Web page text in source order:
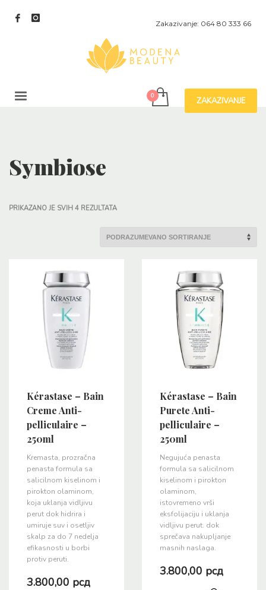
Zakazivanje: 064 80 333 66
ZAKAZIVANJE
Symbiose
PRIKAZANO JE SVIH 4 REZULTATA
Kérastase – Bain
Creme Anti-
pelliculaire –
250ml
Kremasta, prozračna
penasta formula sa
salicilnom kiselinom i
pirokton olaminom,
koja uklanja vidljivu
perut dok hidrira i
umiruje suv i osetljiv
skalp za do 7 nedelja
efikasnosti u borbi
protiv peruti.
3.800,00 рсд
Kérastase – Bain
Purete Anti-
pelliculaire –
250ml
Negujuća penasta
formula sa salicilnom
kiselinom i pirokton
olaminom,
istovremeno vrši
eksfolijaciju i uklanja
vidljivu perut. dok
sprečava nakupljanje
masnih naslaga.
3.800,00 рсд